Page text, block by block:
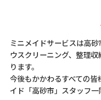
ミニメイドサービスは高
ウスクリーニング、整理
ります。
今後もかかわるすべての
イド「高砂市」スタッフ一